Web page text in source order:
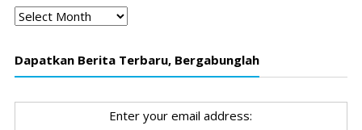
Arsip
Dapatkan Berita Terbaru, Bergabunglah
Enter your email address: